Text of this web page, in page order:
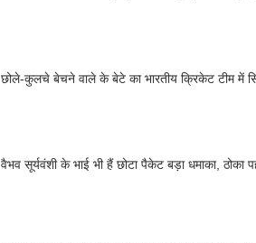
छोले-कुलचे बेचने वाले के बेटे का भारतीय क्रिकेट टीम में
वैभव सूर्यवंशी के भाई भी हैं छोटा पैकेट बड़ा धमाका, ठोका